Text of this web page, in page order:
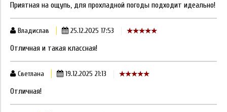
Приятная на ощупь, для прохладной погоды подходит идеально!
Владислав 25.12.2025 17:53
Отличная и такая классная!
Светлана 19.12.2025 21:13
Отличная!